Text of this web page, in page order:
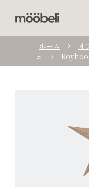
ホーム オ
ェ